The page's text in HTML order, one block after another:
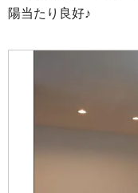
陽当たり良好♪